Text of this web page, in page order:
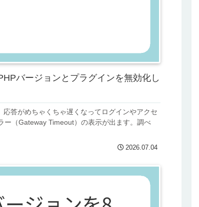
バージョンとプラグインを無効化し
答がめちゃくちゃ遅くなってログインやアクセ
ー（Gateway Timeout）の表示が出ます。調べ
2026.07.04